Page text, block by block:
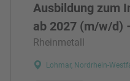
Ausbildung zum
ab 2027 (m/w/d)
Rheinmetall
Lohmar, Nordrhein-